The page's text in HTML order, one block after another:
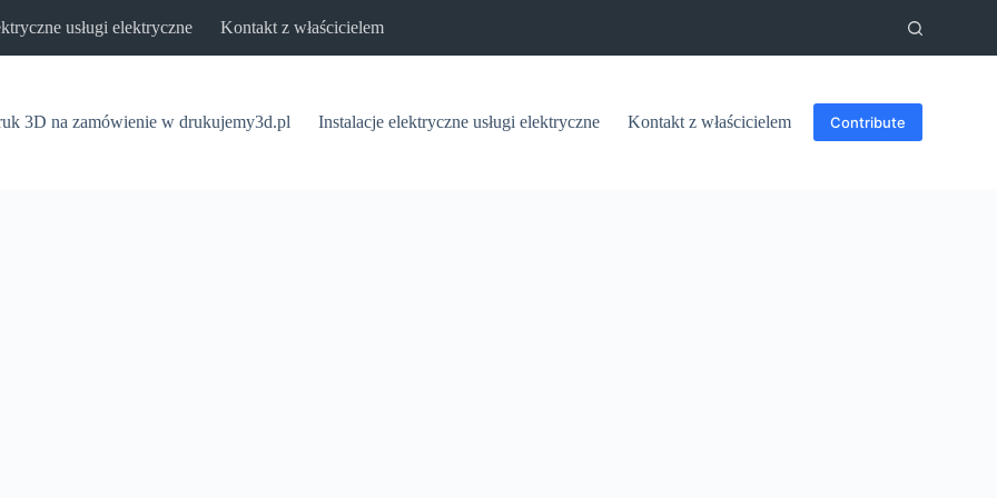
usługi elektryczne Kontakt z właścicielem
3D na zamówienie w drukujemy3d.pl Instalacje elektryczne usługi elektryczne Kontakt z właścicielem Contribute